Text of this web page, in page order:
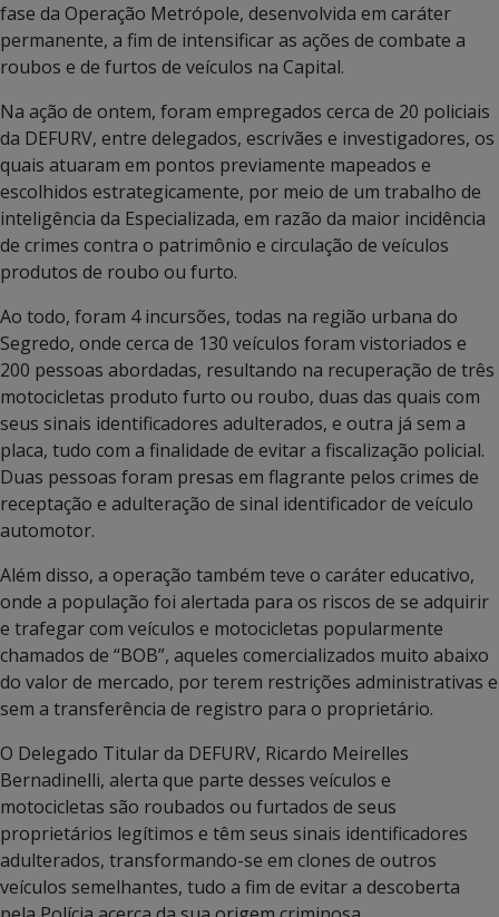
fase da Operação Metrópole, desenvolvida em caráter
permanente, a fim de intensificar as ações de combate a
roubos e de furtos de veículos na Capital.
Na ação de ontem, foram empregados cerca de 20 policiais
da DEFURV, entre delegados, escrivães e investigadores, os
quais atuaram em pontos previamente mapeados e
escolhidos estrategicamente, por meio de um trabalho de
inteligência da Especializada, em razão da maior incidência
de crimes contra o patrimônio e circulação de veículos
produtos de roubo ou furto.
Ao todo, foram 4 incursões, todas na região urbana do
Segredo, onde cerca de 130 veículos foram vistoriados e
200 pessoas abordadas, resultando na recuperação de três
motocicletas produto furto ou roubo, duas das quais com
seus sinais identificadores adulterados, e outra já sem a
placa, tudo com a finalidade de evitar a fiscalização policial.
Duas pessoas foram presas em flagrante pelos crimes de
receptação e adulteração de sinal identificador de veículo
automotor.
Além disso, a operação também teve o caráter educativo,
onde a população foi alertada para os riscos de se adquirir
e trafegar com veículos e motocicletas popularmente
chamados de “BOB”, aqueles comercializados muito abaixo
do valor de mercado, por terem restrições administrativas e
sem a transferência de registro para o proprietário.
O Delegado Titular da DEFURV, Ricardo Meirelles
Bernadinelli, alerta que parte desses veículos e
motocicletas são roubados ou furtados de seus
proprietários legítimos e têm seus sinais identificadores
adulterados, transformando-se em clones de outros
veículos semelhantes, tudo a fim de evitar a descoberta